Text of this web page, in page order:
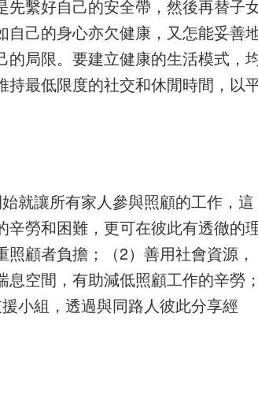
繫好自己的安全帶，然後再替子
己的身心亦欠健康，又怎能妥善
局限。要建立健康的生活模式，
最低限度的社交和休閒時間，以
就讓所有家人參與照顧的工作，這
勞和困難，更可在彼此有透徹的
顧者負擔；（2）善用社會資源，
空間，有助減低照顧工作的辛勞；
小組，透過與同路人彼此分享經